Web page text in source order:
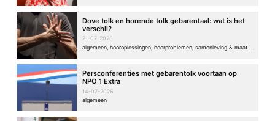
Dove tolk en horende tolk gebarentaal: wat is het
verschil?
21-07-2026
Persconferenties met gebarentolk voortaan op
NPO 1 Extra
14-07-2026
algemeen